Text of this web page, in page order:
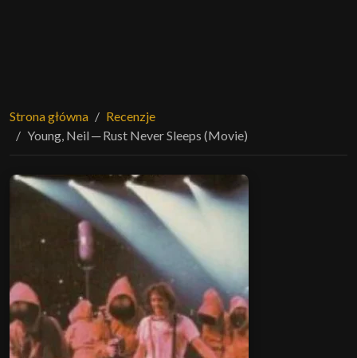
Strona główna
Recenzje
Young, Neil ─ Rust Never Sleeps (Movie)